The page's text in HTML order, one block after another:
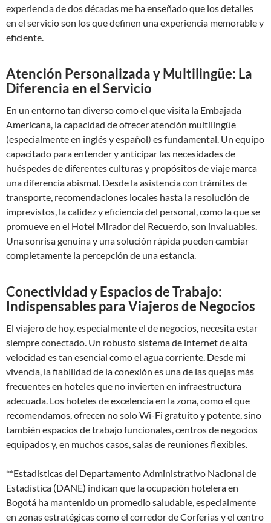
experiencia de dos décadas me ha enseñado que los detalles
en el servicio son los que definen una experiencia memorable y
eficiente.
Atención Personalizada y Multilingüe: La
Diferencia en el Servicio
En un entorno tan diverso como el que visita la Embajada
Americana, la capacidad de ofrecer atención multilingüe
(especialmente en inglés y español) es fundamental. Un equipo
capacitado para entender y anticipar las necesidades de
huéspedes de diferentes culturas y propósitos de viaje marca
una diferencia abismal. Desde la asistencia con trámites de
transporte, recomendaciones locales hasta la resolución de
imprevistos, la calidez y eficiencia del personal, como la que se
promueve en el Hotel Mirador del Recuerdo, son invaluables.
Una sonrisa genuina y una solución rápida pueden cambiar
completamente la percepción de una estancia.
Conectividad y Espacios de Trabajo:
Indispensables para Viajeros de Negocios
El viajero de hoy, especialmente el de negocios, necesita estar
siempre conectado. Un robusto sistema de internet de alta
velocidad es tan esencial como el agua corriente. Desde mi
vivencia, la fiabilidad de la conexión es una de las quejas más
frecuentes en hoteles que no invierten en infraestructura
adecuada. Los hoteles de excelencia en la zona, como el que
recomendamos, ofrecen no solo Wi-Fi gratuito y potente, sino
también espacios de trabajo funcionales, centros de negocios
equipados y, en muchos casos, salas de reuniones flexibles.
**Estadísticas del Departamento Administrativo Nacional de
Estadística (DANE) indican que la ocupación hotelera en
Bogotá ha mantenido un promedio saludable, especialmente
en zonas estratégicas como el corredor de Corferias y el centro